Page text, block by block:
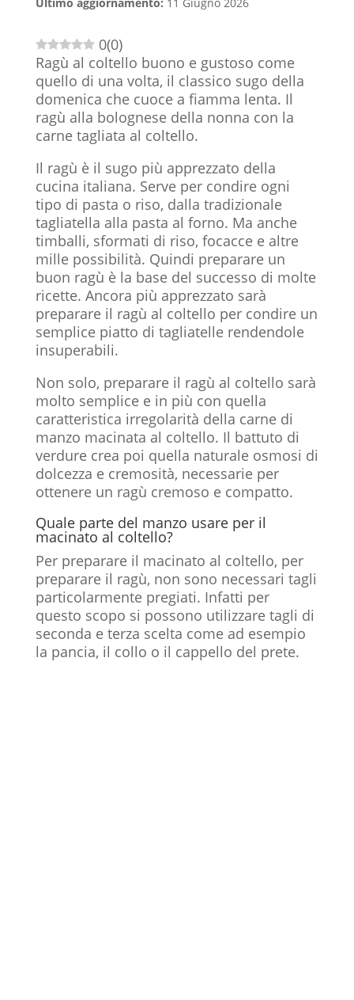
0(0)
Ragù al coltello buono e gustoso come
quello di una volta, il classico sugo della
domenica che cuoce a fiamma lenta. Il
ragù alla bolognese della nonna con la
carne tagliata al coltello.
Il ragù è il sugo più apprezzato della
cucina italiana. Serve per condire ogni
tipo di pasta o riso, dalla tradizionale
tagliatella alla pasta al forno. Ma anche
timballi, sformati di riso, focacce e altre
mille possibilità. Quindi preparare un
buon ragù è la base del successo di molte
ricette. Ancora più apprezzato sarà
preparare il ragù al coltello per condire un
semplice piatto di tagliatelle rendendole
insuperabili.
Non solo, preparare il ragù al coltello sarà
molto semplice e in più con quella
caratteristica irregolarità della carne di
manzo macinata al coltello. Il battuto di
verdure crea poi quella naturale osmosi di
dolcezza e cremosità, necessarie per
ottenere un ragù cremoso e compatto.
Quale parte del manzo usare per il
macinato al coltello?
Per preparare il macinato al coltello, per
preparare il ragù, non sono necessari tagli
particolarmente pregiati. Infatti per
questo scopo si possono utilizzare tagli di
seconda e terza scelta come ad esempio
la pancia, il collo o il cappello del prete.